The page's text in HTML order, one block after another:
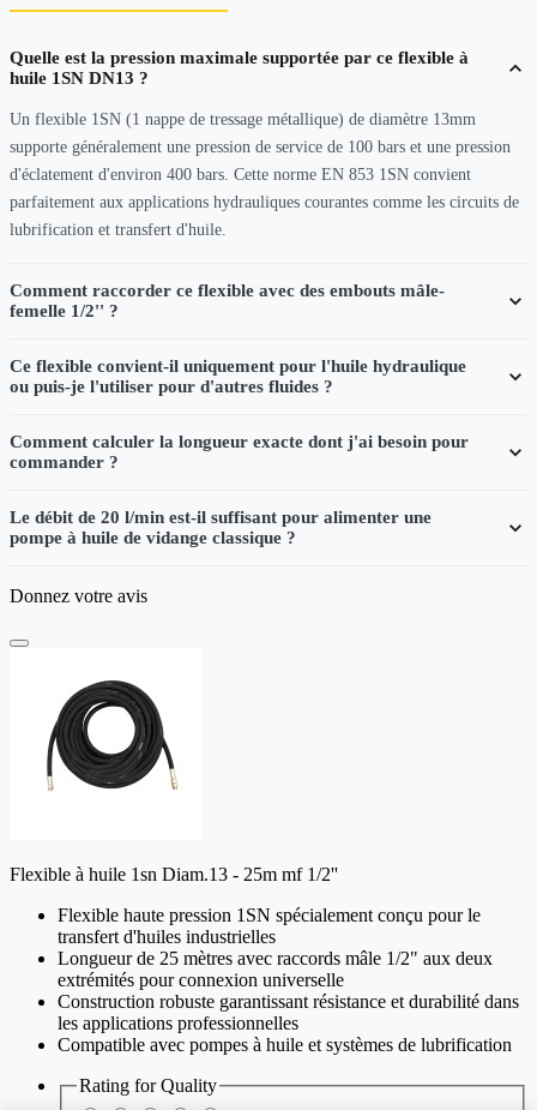
Quelle est la pression maximale supportée par ce flexible à
huile 1SN DN13 ?
Un flexible 1SN (1 nappe de tressage métallique) de diamètre 13mm
supporte généralement une pression de service de 100 bars et une pression
d'éclatement d'environ 400 bars. Cette norme EN 853 1SN convient
parfaitement aux applications hydrauliques courantes comme les circuits de
lubrification et transfert d'huile.
Comment raccorder ce flexible avec des embouts mâle-
femelle 1/2'' ?
Ce flexible convient-il uniquement pour l'huile hydraulique
ou puis-je l'utiliser pour d'autres fluides ?
Comment calculer la longueur exacte dont j'ai besoin pour
commander ?
Le débit de 20 l/min est-il suffisant pour alimenter une
pompe à huile de vidange classique ?
Donnez votre avis
Flexible à huile 1sn Diam.13 - 25m mf 1/2''
Flexible haute pression 1SN spécialement conçu pour le
transfert d'huiles industrielles
Longueur de 25 mètres avec raccords mâle 1/2" aux deux
extrémités pour connexion universelle
Construction robuste garantissant résistance et durabilité dans
les applications professionnelles
Compatible avec pompes à huile et systèmes de lubrification
Rating forQuality